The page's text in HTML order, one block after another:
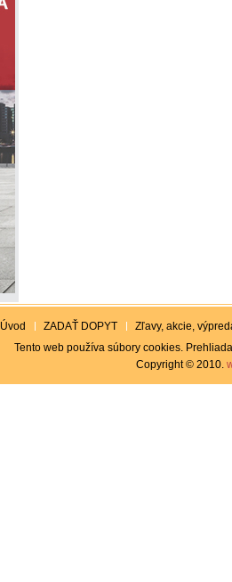
Úvod ZADAŤ DOPYT
Zľavy, akcie,
Tento web používa súbory cookies.
Copyright © 2010.